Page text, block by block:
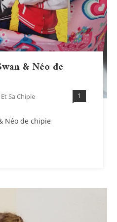
& Néo de
Sa Chipie 1
Néo de chipie